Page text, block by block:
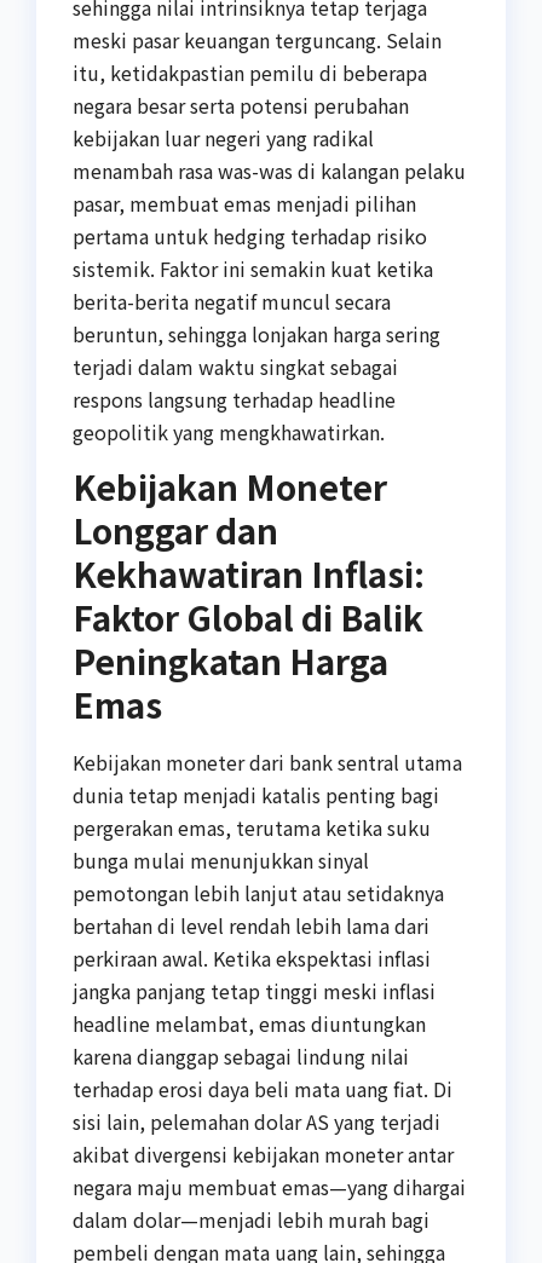
sehingga nilai intrinsiknya tetap terjaga
meski pasar keuangan terguncang. Selain
itu, ketidakpastian pemilu di beberapa
negara besar serta potensi perubahan
kebijakan luar negeri yang radikal
menambah rasa was-was di kalangan pelaku
pasar, membuat emas menjadi pilihan
pertama untuk hedging terhadap risiko
sistemik. Faktor ini semakin kuat ketika
berita-berita negatif muncul secara
beruntun, sehingga lonjakan harga sering
terjadi dalam waktu singkat sebagai
respons langsung terhadap headline
geopolitik yang mengkhawatirkan.
Kebijakan Moneter
Longgar dan
Kekhawatiran Inflasi:
Faktor Global di Balik
Peningkatan Harga
Emas
Kebijakan moneter dari bank sentral utama
dunia tetap menjadi katalis penting bagi
pergerakan emas, terutama ketika suku
bunga mulai menunjukkan sinyal
pemotongan lebih lanjut atau setidaknya
bertahan di level rendah lebih lama dari
perkiraan awal. Ketika ekspektasi inflasi
jangka panjang tetap tinggi meski inflasi
headline melambat, emas diuntungkan
karena dianggap sebagai lindung nilai
terhadap erosi daya beli mata uang fiat. Di
sisi lain, pelemahan dolar AS yang terjadi
akibat divergensi kebijakan moneter antar
negara maju membuat emas—yang dihargai
dalam dolar—menjadi lebih murah bagi
pembeli dengan mata uang lain, sehingga